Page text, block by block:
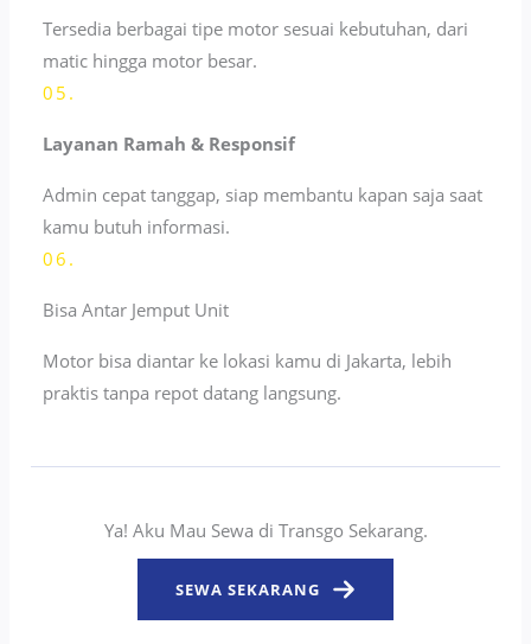
Tersedia berbagai tipe motor sesuai kebutuhan, dari
matic hingga motor besar.
05.
Layanan Ramah & Responsif
Admin cepat tanggap, siap membantu kapan saja saat
kamu butuh informasi.
06.
Bisa Antar Jemput Unit
Motor bisa diantar ke lokasi kamu di Jakarta, lebih
praktis tanpa repot datang langsung.
Ya! Aku Mau Sewa di Transgo Sekarang.
SEWA SEKARANG